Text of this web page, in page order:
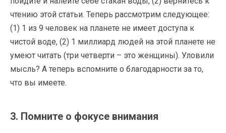
чтению этой статьи. Теперь рассмотрим следующее:
(1) 1 из 9 человек на планете не имеет доступа к
чистой воде, (2) 1 миллиард людей на этой планете не
умеют читать (три четверти – это женщины). Уловили
мысль? А теперь вспомните о благодарности за то,
что вы имеете.
3. Помните о фокусе внимания